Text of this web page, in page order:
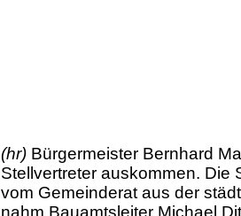
(hr) Bürgermeister Bernhard
Stellvertreter auskommen. Die
vom Gemeinderat aus der